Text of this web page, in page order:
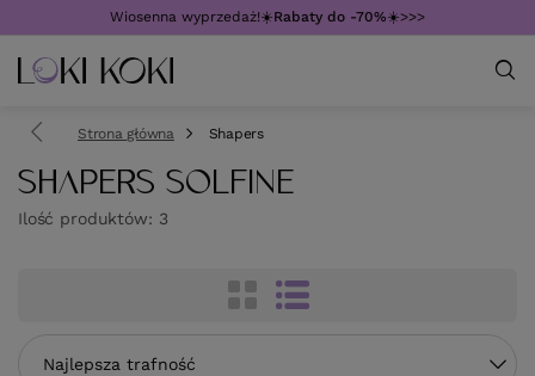
Wiosenna wyprzedaż!☀️Rabaty do -70%☀️>>>
Strona główna Shapers
SHAPERS SOLFINE
Ilość produktów: 3
Zmień sortowanie
Najlepsza trafność